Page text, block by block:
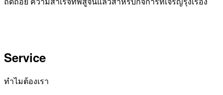
Service
ทำไมต้องเรา